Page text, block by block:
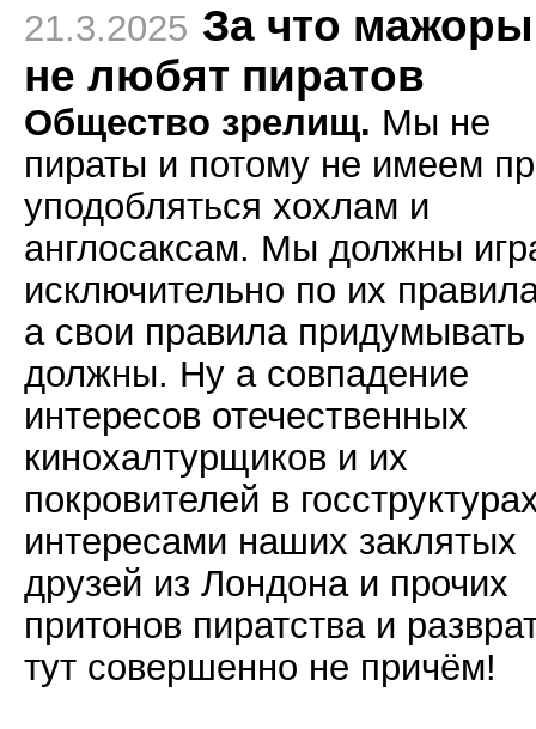
21.3.2025 За что мажоры
не любят пиратов
Общество зрелищ. Мы не
пираты и потому не имеем
уподобляться хохлам и
англосаксам. Мы должны
исключительно по их
а свои правила придумывать
должны. Ну а совпадение
интересов отечественных
кинохалтурщиков и их
покровителей в
интересами наших заклятых
друзей из Лондона и прочих
притонов пиратства и
тут совершенно не причём!